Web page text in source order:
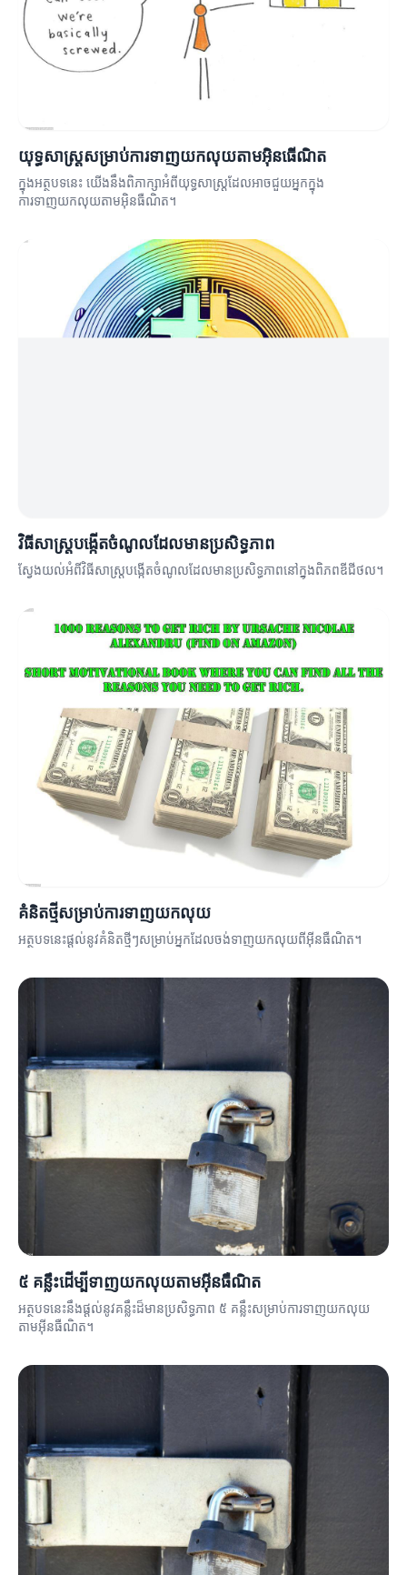
យុទ្ធសាស្ត្រសម្រាប់ការទាញយកលុយតាមអ៊ិនធើណិត
ក្នុងអត្ថបទនេះ យើងនឹងពិភាក្សាអំពីយុទ្ធសាស្ត្រដែលអាចជួយអ្នកក្នុង
ការទាញយកលុយតាមអ៊ិនធឺណិត។
វិធីសាស្ត្របង្កើតចំណូលដែលមានប្រសិទ្ធភាព
ស្វែងយល់អំពីវិធីសាស្ត្របង្កើតចំណូលដែលមានប្រសិទ្ធភាពនៅក្នុងពិភពឌីជីថល។
គំនិតថ្មីសម្រាប់ការទាញយកលុយ
អត្ថបទនេះផ្តល់នូវគំនិតថ្មីៗសម្រាប់អ្នកដែលចង់ទាញយកលុយពីអ៊ីនធឺណិត។
៥ គន្លឹះដើម្បីទាញយកលុយតាមអ៊ីនធឺណិត
អត្ថបទនេះនឹងផ្តល់នូវគន្លឹះដ៏មានប្រសិទ្ធភាព ៥ គន្លឹះសម្រាប់ការទាញយកលុយ
តាមអ៊ីនធឺណិត។